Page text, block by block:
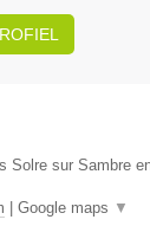
Solre sur Sambre
Google maps ▼